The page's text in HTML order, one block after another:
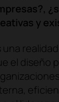
y
una
el diseño